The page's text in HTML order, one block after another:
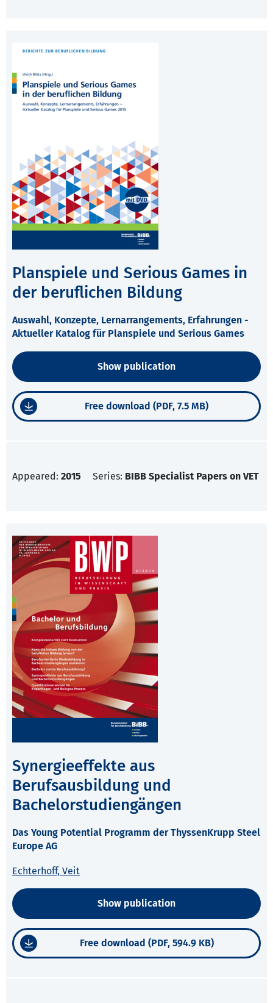
Planspiele und Serious Games in
der beruflichen Bildung
Auswahl, Konzepte, Lernarrangements, Erfahrungen -
Aktueller Katalog für Planspiele und Serious Games
Show publication
Free download (PDF, 7.5 MB)
Appeared: 2015 Series: BIBB Specialist Papers on VET
Synergieeffekte aus
Berufsausbildung und
Bachelorstudiengängen
Das Young Potential Programm der ThyssenKrupp Steel
Europe AG
Echterhoff, Veit
Show publication
Free download (PDF, 594.9 KB)